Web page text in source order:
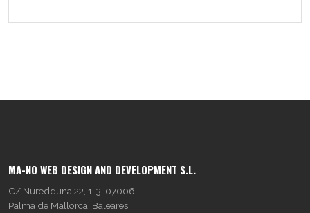
MA-NO WEB DESIGN AND DEVELOPMENT S.L.
C/ Nuredduna 22, 1-3, 07006
Palma de Mallorca, Baleares